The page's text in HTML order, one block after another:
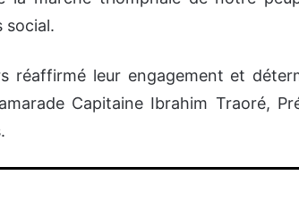
social.
réaffirmé leur engagement et
Capitaine Ibrahim Traoré,